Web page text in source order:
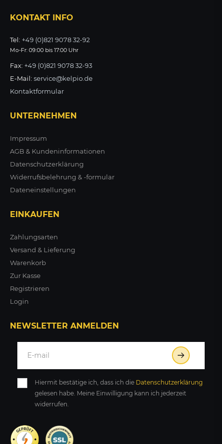
ZUM PRODUKT
KONTAKT INFO
Tel: +49 (0)821 9078 32-92
Mo-Fr: 09:00 bis 17:00 Uhr
Fax: +49 (0)821 9078 32-93
E-Mail: service@kelpio.de
Kontaktformular
UNTERNEHMEN
Impressum
AGB & Kundeninformationen
Datenschutzerklärung
Widerrufsbelehrung & -formular
Dateneinstellungen
EINKAUFEN
Zahlungsarten
Versand & Lieferung
Warenkorb
Zur Kasse
Registrieren
Login
NEWSLETTER ANMELDEN
Hiermit bestätige ich, dass ich die Daten­schutz­erklärung
gelesen habe. Meine Einwilligung kann ich jederzeit
widerrufen.